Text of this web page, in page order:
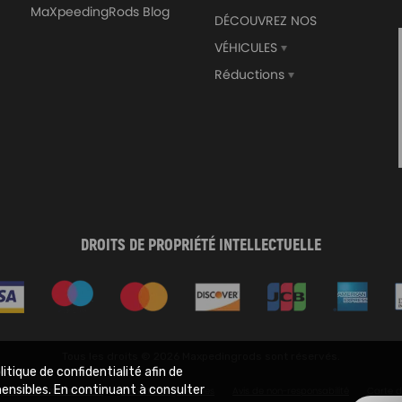
will replace the original air shock.
Avant 3 + Arrière 2 Lift Kit
Spacers compatible pour
Cherokee XJ 84-01 4WD
MaXpeedingRods Blog
DÉCOUVREZ NOS
VÉHICULES
Réductions
DROITS DE PROPRIÉTÉ INTELLECTUELLE
de la confidentialité Conditions générales
de confidentialité afin de
En continuant à consulter